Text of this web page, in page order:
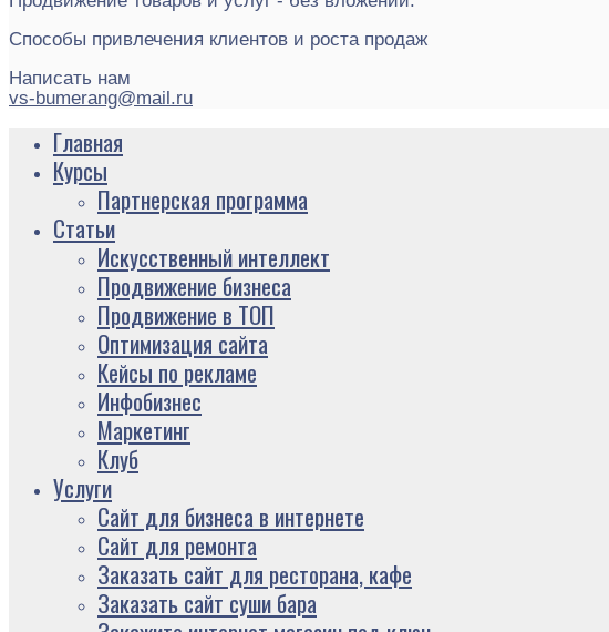
Способы привлечения клиентов и роста продаж
Написать нам
vs-bumerang@mail.ru
Главная
Курсы
Партнерская программа
Статьи
Искусственный интеллект
Продвижение бизнеса
Продвижение в ТОП
Оптимизация сайта
Кейсы по рекламе
Инфобизнес
Маркетинг
Клуб
Услуги
Сайт для бизнеса в интернете
Сайт для ремонта
Заказать сайт для ресторана, кафе
Заказать сайт суши бара